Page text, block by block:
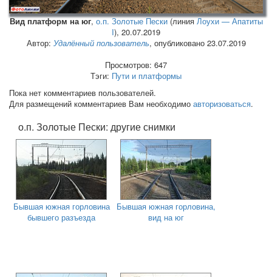
Вид платформ на юг,о.п. Золотые Пески (линияЛоухи — Апатиты
I), 20.07.2019
Автор: Удалённый пользователь, опубликовано 23.07.2019
Просмотров: 647
Тэги: Пути и платформы
Пока нет комментариев пользователей.
Для размещений комментариев Вам необходимо авторизоваться.
о.п. Золотые Пески: другие снимки
Бывшая южная горловина
бывшего разъезда
Бывшая южная горловина,
вид на юг